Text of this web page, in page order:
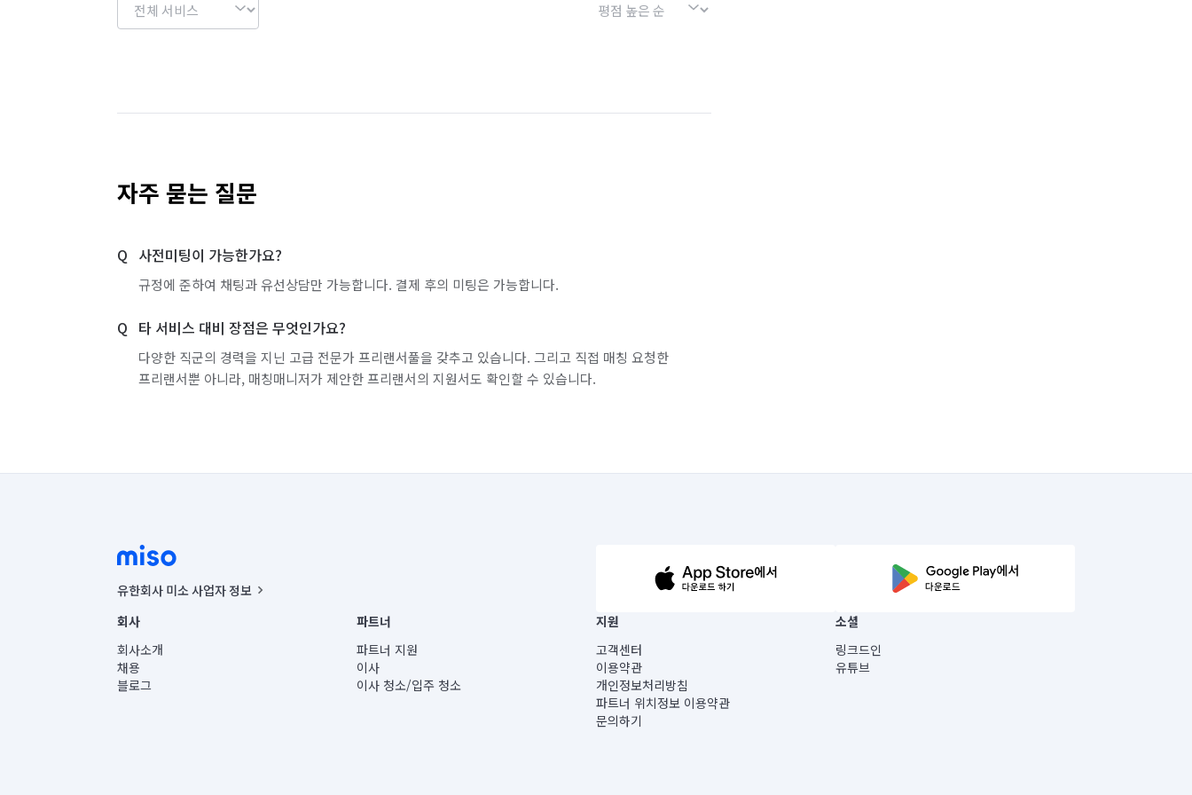
자주 묻는 질문
사전미팅이 가능한가요?
규정에 준하여 채팅과 유선상담만 가능합니다. 결제 후의 미팅은 가능합니다.
타 서비스 대비 장점은 무엇인가요?
다양한 직군의 경력을 지닌 고급 전문가 프리랜서풀을 갖추고 있습니다. 그리고 직접 매칭 요청한
프리랜서뿐 아니라, 매칭매니저가 제안한 프리랜서의 지원서도 확인할 수 있습니다.
유한회사 미소 사업자 정보
사업자등록번호 : 291-87-00271 | 인허가번호 : 2016-3220163-14-5-00019 |
통신판매신고번호 : 2024-서울종로-1400(공정거래위원회 정보) |
대표이사 : CHING VICTOR COLUMBIA RHEE
주소 | 본사: 서울특별시 종로구 율곡로 6(중학동, 트윈트리빌딩) B동 5층
컨택센터 : 서울특별시 종로구 수송동 율곡로 24, 7층, 8층 미소
회사
회사소개
채용
블로그
파트너
파트너 지원
이사
이사 청소/입주 청소
지원
고객센터
이용약관
개인정보처리방침
파트너 위치정보 이용약관
문의하기
소셜
링크드인
유튜브